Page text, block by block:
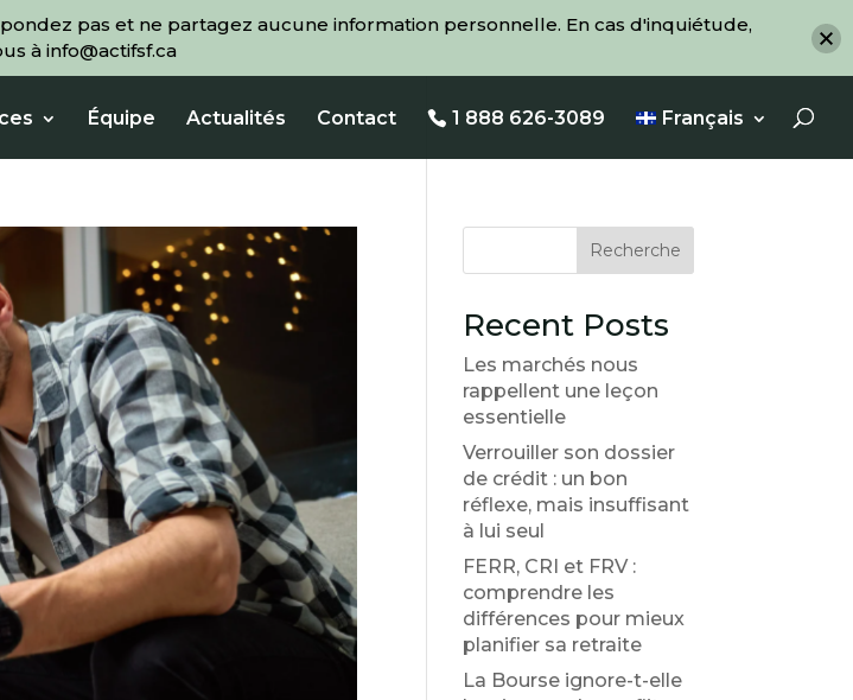
Équipe Actualités Contact 1 888 626-3089 Français
Recherche
Recent Posts
Les marchés nous
rappellent une leçon
essentielle
Verrouiller son dossier
de crédit : un bon
réflexe, mais insuffisant
à lui seul
FERR, CRI et FRV :
comprendre les
différences pour mieux
planifier sa retraite
La Bourse ignore-t-elle
pas et ne partagez aucune information personnelle. En cas d'inquiétude,
à info@actifsf.ca